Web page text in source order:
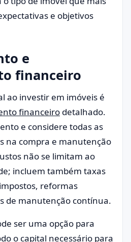
e objetivos
e
financeiro
ao investir em imóveis é
financeiro detalhado.
e considere todas as
na compra e manutenção
não se limitam ao
incluem também taxas
reformas
de manutenção contínua.
ser uma opção para
o capital necessário para